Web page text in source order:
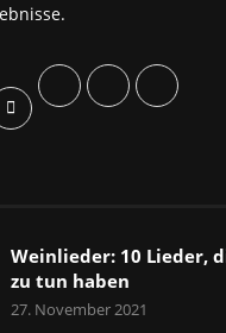
Weinlieder: 10 Lieder,
zu tun haben
27. November 2021